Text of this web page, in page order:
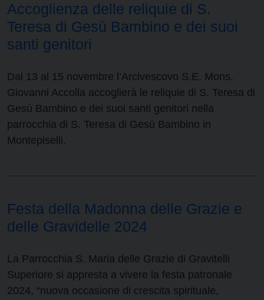
Accoglienza delle reliquie di S.
Teresa di Gesù Bambino e dei suoi
santi genitori
Dal 13 al 15 novembre l’Arcivescovo S.E. Mons.
Giovanni Accolla accoglierà le reliquie di S. Teresa di
Gesù Bambino e dei suoi santi genitori nella
parrocchia di S. Teresa di Gesù Bambino in
Montepiselli.
Festa della Madonna delle Grazie e
delle Gravidelle 2024
La Parrocchia S. Maria delle Grazie di Gravitelli
Superiore si appresta a vivere la festa patronale
2024, “nuova occasione di crescita spirituale,